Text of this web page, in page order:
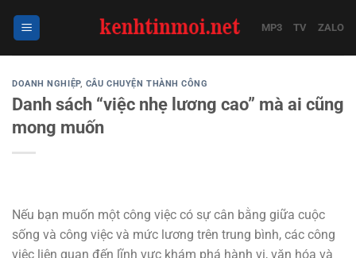
MP3 TV ZALO
DOANH NGHIỆP, CÂU CHUYỆN THÀNH CÔNG
Danh sách “việc nhẹ lương cao” mà ai cũng
mong muốn
Nếu bạn muốn một công việc có sự cân bằng giữa cuộc
sống và công việc và mức lương trên trung bình, các công
việc liên quan đến lĩnh vực khám phá hành vi, văn hóa và